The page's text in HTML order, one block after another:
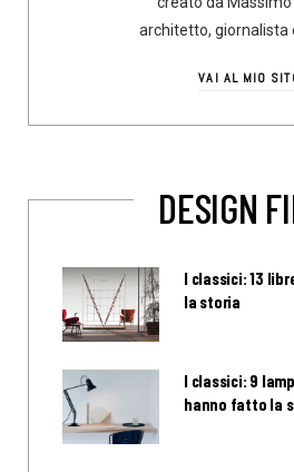
architetto, giornalista
VAI AL MIO
DESIGN
I classici: 13
la storia
I classici: 9
hanno fatto la